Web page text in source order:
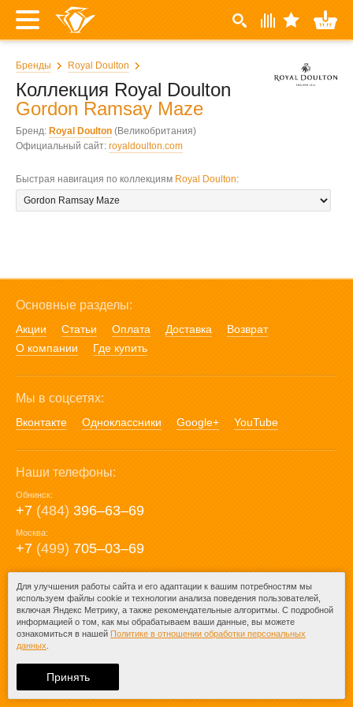
Бренды Royal Doulton
Коллекция Royal Doulton
Gordon Ramsay Maze
Бренд: Royal Doulton (Великобритания)
Официальный сайт: royaldoulton.com
Быстрая навигация по коллекциям Royal Doulton:
Основные разделы:
Акции Статьи Оплата Доставка
Возврат
О компании
Где купить
Мы в соцсетях:
Вконтакте Одноклассники Google+ YouTube
Наши телефоны:
Обнинск:
+7 (484) 396‒63‒69
Москва:
+7 (499) 705‒03‒69
E-mail:
mail@posuda40.ru
При любом копировании информации
ссылка на
Для улучшения работы сайта и его адаптации к вашим потребностям мы
используем файлы cookie и технологии анализа поведения пользователей,
включая Яндекс Метрику, а также рекомендательные алгоритмы. С подробной
информацией о том, как мы обрабатываем ваши данные, вы можете
ознакомиться в нашей Политике в отношении обработки персональных
данных
Принять